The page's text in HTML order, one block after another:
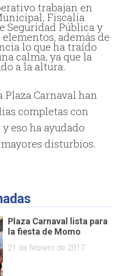
trabajan en
Fiscalía
Seguridad Pública y
además de
lo que ha traído
calma, ya que la
a la altura.
Carnaval han
completas con
eso ha ayudado
disturbios.
Plaza Carnaval lista para
la fiesta de Momo
21 de febrero de 2017